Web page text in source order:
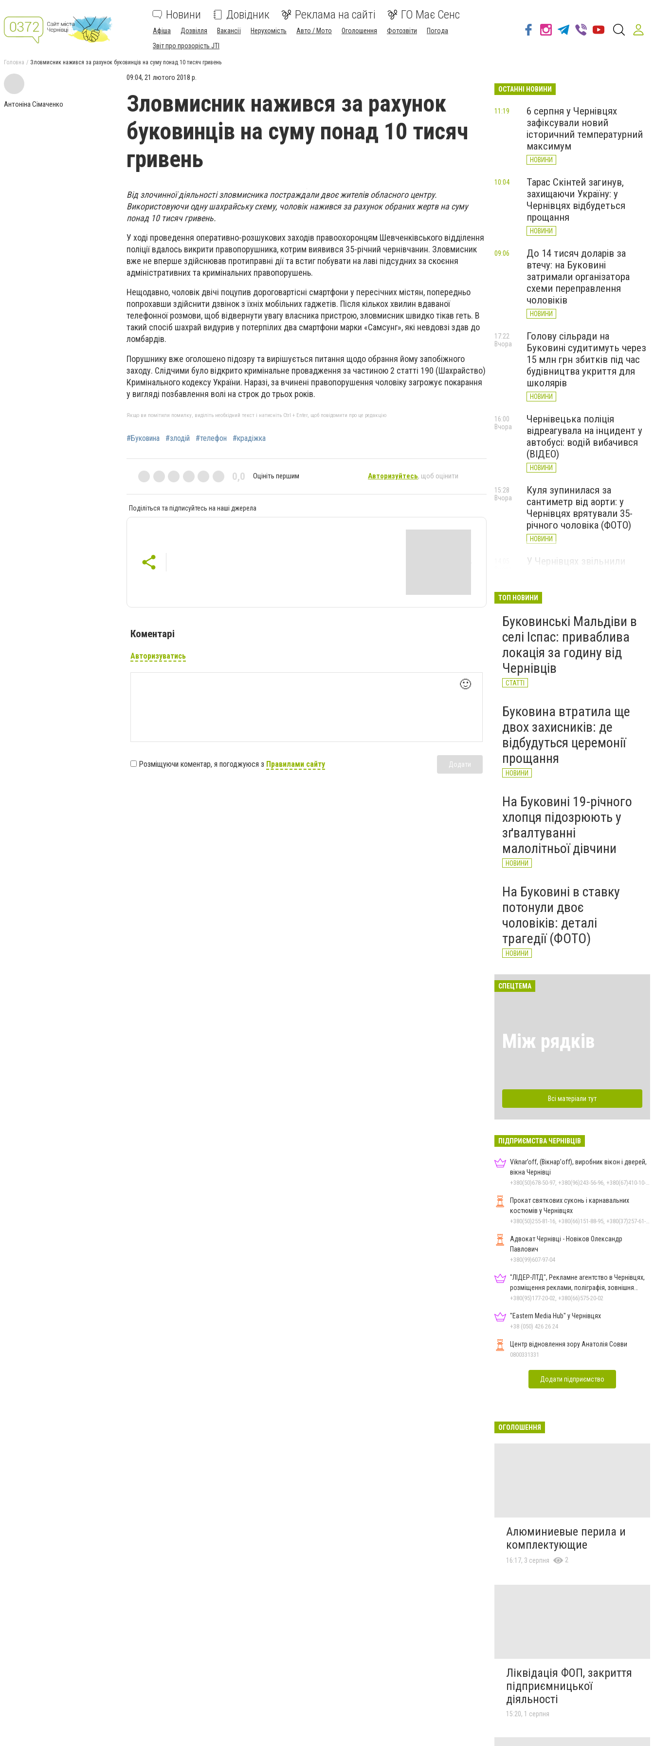
Новини Довідник Реклама на сайті ГО Має Сенс
Афіша Дозвілля Вакансії Нерухомість Авто / Мото Оголошення Фотозвіти
Погода
Звіт про прозорість JTI
Головна Зловмисник нажився за рахунок буковинців на суму понад 10 тисяч гривень
Антоніна Сімаченко
09:04, 21 лютого 2018 р.
Зловмисник нажився за рахунок
буковинців на суму понад 10 тисяч
гривень
Від злочинної діяльності зловмисника постраждали двоє жителів обласного центру.
Використовуючи одну шахрайську схему, чоловік нажився за рахунок обраних жертв на суму
понад 10 тисяч гривень.
У ході проведення оперативно-розшукових заходів правоохоронцям Шевченківського відділення
поліції вдалось викрити правопорушника, котрим виявився 35-річний чернівчанин. Зловмисник
вже не вперше здійснював протиправні дії та встиг побувати на лаві підсудних за скоєння
адміністративних та кримінальних правопорушень.
Нещодавно, чоловік двічі поцупив дороговартісні смартфони у пересічних містян, попередньо
попрохавши здійснити дзвінок з їхніх мобільних гаджетів. Після кількох хвилин вдаваної
телефонної розмови, щоб відвернути увагу власника пристрою, зловмисник швидко тікав геть. В
такий спосіб шахрай видурив у потерпілих два смартфони марки «Самсунг», які невдовзі здав до
ломбардів.
Порушнику вже оголошено підозру та вирішується питання щодо обрання йому запобіжного
заходу. Слідчими було відкрито кримінальне провадження за частиною 2 статті 190 (Шахрайство)
Кримінального кодексу України. Наразі, за вчинені правопорушення чоловіку загрожує покарання
у вигляді позбавлення волі на строк до трьох років.
Якщо ви помітили помилку, виділіть необхідний текст і натисніть Ctrl + Enter, щоб повідомити про це редакцію
#Буковина #злодій #телефон #крадіжка
0,0 Оцініть першим Авторизуйтесь, щоб оцінити
Поділіться та підписуйтесь на наші джерела
Коментарі
Авторизуватись
🙂
Розміщуючи коментар, я погоджуюся з Правилами сайту Додати
ОСТАННІ НОВИНИ
6 серпня у Чернівцях
зафіксували новий
історичний температурний
максимум
НОВИНИ
11:19
Тарас Скінтей загинув,
захищаючи Україну: у
Чернівцях відбудеться
прощання
НОВИНИ
10:04
До 14 тисяч доларів за
втечу: на Буковині
затримали організатора
схеми переправлення
чоловіків
НОВИНИ
09:06
Голову сільради на
Буковині судитимуть через
15 млн грн збитків під час
будівництва укриття для
школярів
НОВИНИ
17:22
Вчора
Чернівецька поліція
відреагувала на інцидент у
автобусі: водій вибачився
(ВІДЕО)
НОВИНИ
16:00
Вчора
Куля зупинилася за
сантиметр від аорти: у
Чернівцях врятували 35-
річного чоловіка (ФОТО)
НОВИНИ
15:28
Вчора
У Чернівцях звільнили
військових та влаштував
НОВИНИ
У Чернівцях чоловіка
підозрюють у торгівлі
бойовими гранатами
13:22
Вчора
ТОП НОВИНИ
Буковинські Мальдіви в
селі Іспас: приваблива
локація за годину від
Чернівців
СТАТТІ
Буковина втратила ще
двох захисників: де
відбудуться церемонії
прощання
НОВИНИ
На Буковині 19-річного
хлопця підозрюють у
зґвалтуванні
малолітньої дівчини
НОВИНИ
На Буковині в ставку
потонули двоє
чоловіків: деталі
трагедії (ФОТО)
НОВИНИ
СПЕЦТЕМА
Між рядків
Всі матеріали тут
ПІДПРИЄМСТВА ЧЕРНІВЦІВ
Viknar’off, (Вікнар’off), виробник вікон і дверей,
вікна Чернівці
Прокат святкових суконь і карнавальних
костюмів у Чернівцях
Адвокат Чернівці - Новіков Олександр
Павлович
+380(99)607-97-04
"ЛІДЕР-ЛТД", Рекламне агентство в Чернівцях,
розміщення реклами, поліграфія, зовнішня
реклама
+380(95)177-20-02, +380(66)575-20-02
"Eastern Media Hub" у Чернівцях
+38 (050) 426 26 24
Центр відновлення зору Анатолія Совви
0800331331
Додати підприємство
ОГОЛОШЕННЯ
Алюминиевые перила и
комплектующие
16:17, 3 серпня 2
Ліквідація ФОП, закриття
підприємницької
діяльності
15:20, 1 серпня